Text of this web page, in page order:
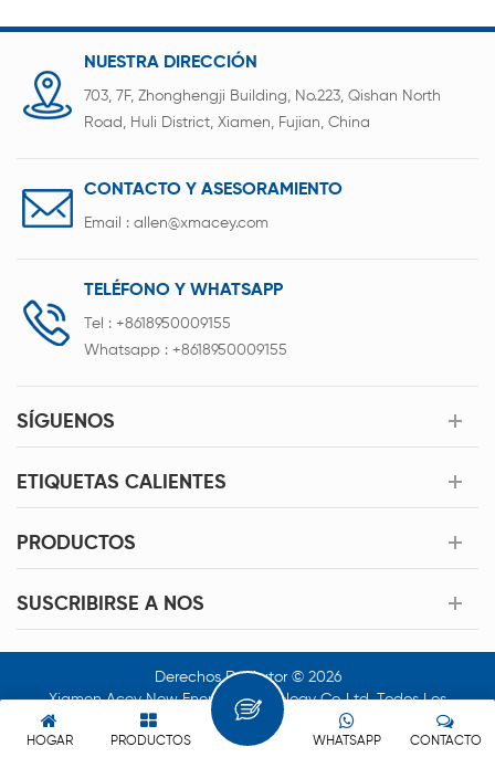
NUESTRA DIRECCIÓN
703, 7F, Zhonghengji Building, No.223, Qishan North
Road, Huli District, Xiamen, Fujian, China
CONTACTO Y ASESORAMIENTO
Email : allen@xmacey.com
TELÉFONO Y WHATSAPP
Tel : +8618950009155
Whatsapp : +8618950009155
SÍGUENOS
ETIQUETAS CALIENTES
PRODUCTOS
SUSCRIBIRSE A NOS
Derechos De Autor © 2026
Xiamen Acey New Energy Technology Co.,Ltd. Todos Los
Derechos Reservados.
HOGAR PRODUCTOS CONTACTO
WHATSAPP